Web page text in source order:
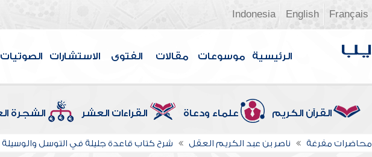
Français
English
Indonesia
الرئيسية موسوعات مقالات الفتوى الاستشارات الصوتيات
القرآن الكريم علماء ودعاة القراءات العشر الشجرة
محاضرات مفرغة ناصر بن عبد الكريم العقل شرح كتاب قاعدة جليلة في التوسل والوسيلة